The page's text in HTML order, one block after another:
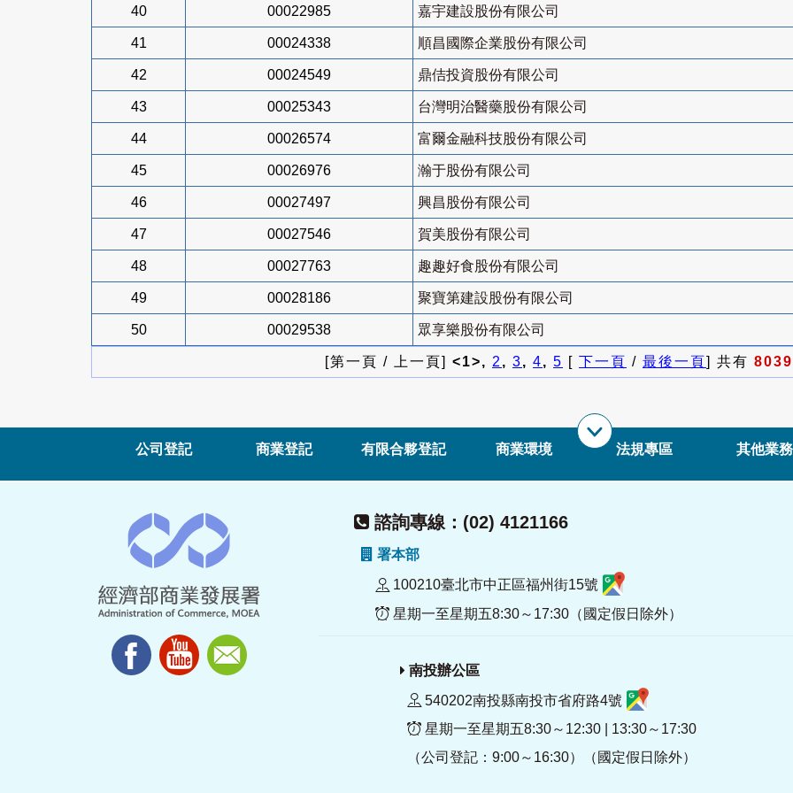
40 00022985 嘉宇建設股份有限公司
41 00024338 順昌國際企業股份有限公司
42 00024549 鼎佶投資股份有限公司
43 00025343 台灣明治醫藥股份有限公司
44 00026574 富爾金融科技股份有限公司
45 00026976 瀚于股份有限公司
46 00027497 興昌股份有限公司
47 00027546 賀美股份有限公司
48 00027763 趣趣好食股份有限公司
49 00028186 聚寶第建設股份有限公司
50 00029538 眾享樂股份有限公司
[第一頁 / 上一頁] <1>, 2, 3, 4, 5 [ 下一頁 / 最後一頁] 共有 8039
公司登記 商業登記 有限合夥登記 商業環境 法規專區 其他業務
諮詢專線：(02) 4121166
署本部
100210臺北市中正區福州街15號
星期一至星期五8:30～17:30（國定假日除外）
南投辦公區
540202南投縣南投市省府路4號
星期一至星期五8:30～12:30 | 13:30～17:30
（公司登記：9:00～16:30）（國定假日除外）